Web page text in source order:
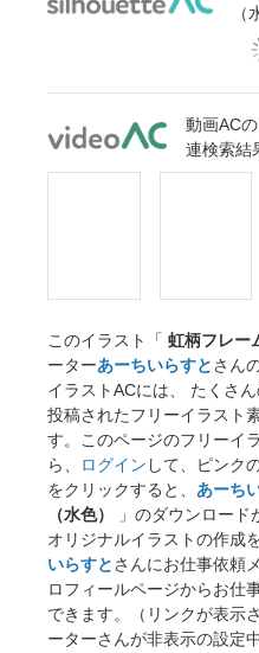
動画AC
連検索結
このイラスト「 虹柄フレー
ーターあーちいらすとさん
イラストACには、 たくさ
投稿されたフリーイラスト
す。このページのフリーイ
ら、
ログイン して、ピンク
をクリックすると、 あーち
（水色）
」のダウンロード
オリジナルイラストの作成
いらすとさんにお仕事依頼
ロフィールページからお仕
できます。（リンクが表示
ーターさんが非表示の設定中